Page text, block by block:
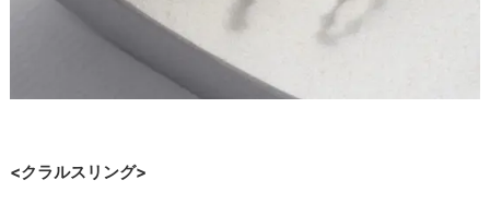
<クラルスリング>